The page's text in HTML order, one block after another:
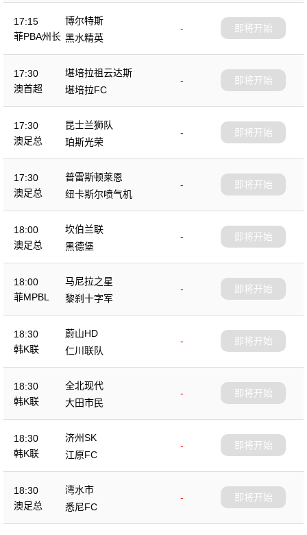
17:15
菲PBA州长
博尔特斯
-
黑水精英
即将开始
17:30
澳首超
堪培拉祖云达斯
-
堪培拉FC
即将开始
17:30
澳足总
昆士兰狮队
-
珀斯光荣
即将开始
17:30
澳足总
普雷斯顿莱恩
-
纽卡斯尔喷气机
即将开始
18:00
澳足总
坎伯兰联
-
黑德堡
即将开始
18:00
菲MPBL
马尼拉之星
-
黎刹十字军
即将开始
18:30
韩K联
蔚山HD
-
仁川联队
即将开始
18:30
韩K联
全北现代
-
大田市民
即将开始
18:30
韩K联
济州SK
-
江原FC
即将开始
18:30
澳足总
湾水市
-
悉尼FC
即将开始